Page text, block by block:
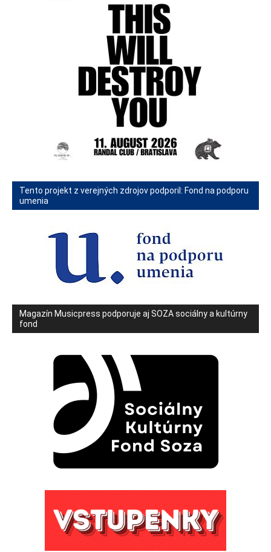
Tento projekt z verejných zdrojov podporil: Fond na podporu
umenia
Magazín Musicpress podporuje aj SOZA sociálny a kultúrny
fond